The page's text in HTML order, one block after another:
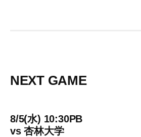
NEXT GAME
8/5(水) 10:30PB
vs杏林大学